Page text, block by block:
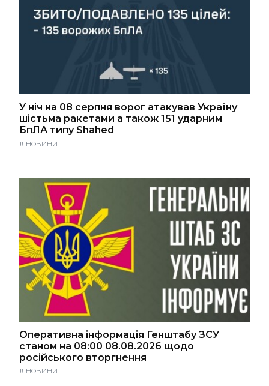
У ніч на 08 серпня ворог атакував Україну
шістьма ракетами а також 151 ударним
БпЛА типу Shahed
# НОВИНИ
Оперативна інформація Генштабу ЗСУ
станом на 08:00 08.08.2026 щодо
російського вторгнення
# НОВИНИ